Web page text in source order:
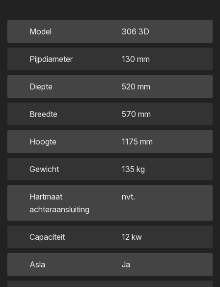
Model 306 3D
Pijpdiameter 130 mm
Diepte 520 mm
Breedte 570 mm
Hoogte 1175 mm
Gewicht 135 kg
Hartmaat
achteraansluiting
nvt.
Capaciteit 12 kw
Asla Ja